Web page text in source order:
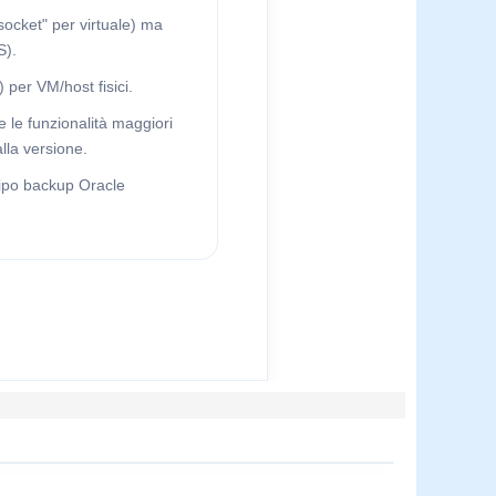
per virtuale) ma
VM/host fisici.
le funzionalità maggiori
versione.
backup Oracle